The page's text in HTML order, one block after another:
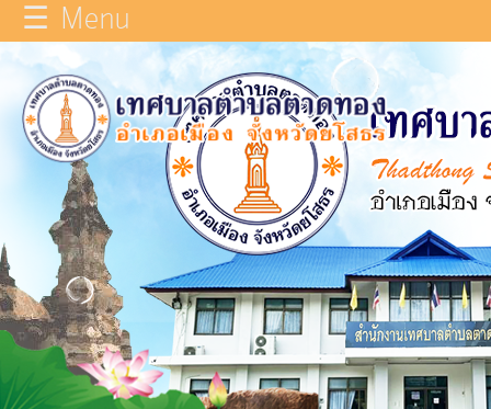
หน้า
หลัก
ข้อมูล
ทั่วไป
บุคลากร
แผน
ยุทธศาสตร์
☰ Menu